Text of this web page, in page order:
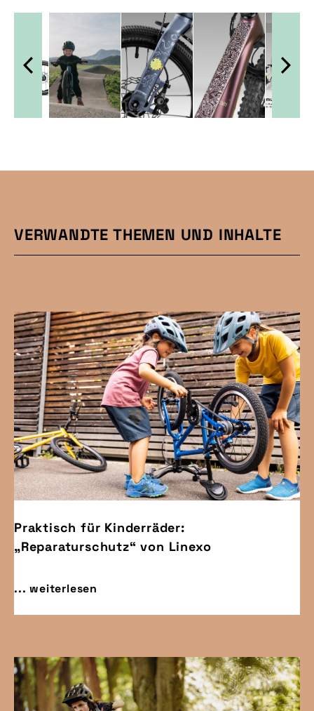
VERWANDTE THEMEN UND INHALTE
Praktisch für Kinderräder:
„Reparaturschutz“ von Linexo
... weiterlesen